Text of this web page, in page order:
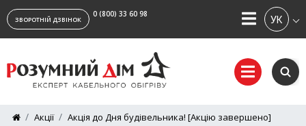
ЗВОРОТНІЙ ДЗВІНОК
0 (800) 33 60 98
Акції Акція до Дня будівельника! [Акцію завершено]